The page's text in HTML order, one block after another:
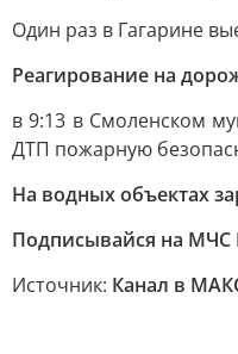
Один раз в Гагарине
Реагирование на
в 9:13 в Смоленском
ДТП пожарную
На водных объектах
Подписывайся на МЧС
Источник: Канал в